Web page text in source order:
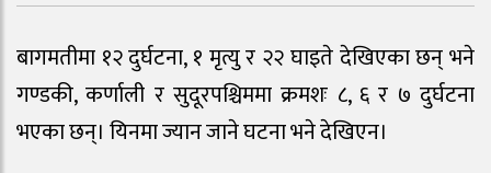
बागमतीमा १२ दुर्घटना, १ मृत्यु र २२ घाइते देखिएका छन् भने
गण्डकी, कर्णाली र सुदूरपश्चिममा क्रमशः ८, ६ र ७ दुर्घटना
भएका छन्। यिनमा ज्यान जाने घटना भने देखिएन।